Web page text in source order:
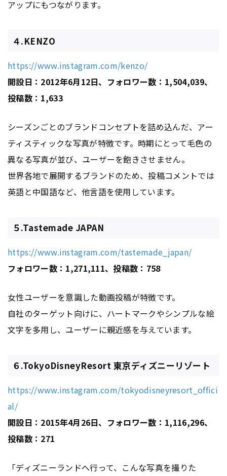
アップにもつながります。
４.KENZO
https://www.instagram.com/kenzo/
開設日：2012年6月12日、フォロワー数：1,504,039、
投稿数：1,633
シーズンごとのブランド コンセプトを詰め込んだ、アー
ティスティックな写真が特徴です。時期にとって毛色の
異なる写真が並び、ユーザーを飽きさせません。
世界各地で展開するブランドのため、投稿コメントでは
英語と中国語など、他言語を使用しています。
５.Tastemade JAPAN
https://www.instagram.com/tastemade_japan/
フォロワー数：1,271,111、投稿数：758
女性ユーザーを意識した動画投稿が特徴です。
自社のターゲット向けに、ハートマークやシンプルな絵
文字を多用し、ユーザーに親近感を与えています。
６.TokyoDisneyResort 東京ディズニーリゾート
https://www.instagram.com/tokyodisneyresort_offici
al/
開設日：2015年4月26日、フォロワー数：1,116,296、
投稿数：271
「ディズニーランドへ行って、こんな写真を撮りた